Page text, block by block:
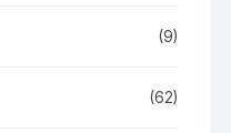
(9)
(62)